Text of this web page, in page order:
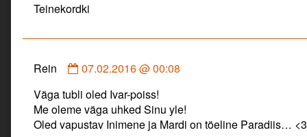
Teinekordki
Rein
Comment
Rein
published
on
07.02.2016 @ 00:08
Väga tubli oled Ivar-poiss!
Me oleme väga uhked Sinu yle!
Oled vapustav Inimene ja Mardi on töeline Paradiis… <3